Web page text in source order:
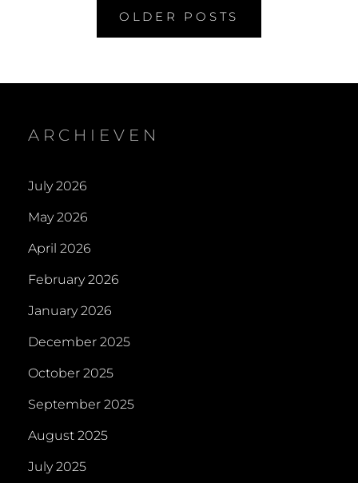
navigation
OLDER POSTS
ARCHIEVEN
July 2026
May 2026
April 2026
February 2026
January 2026
December 2025
October 2025
September 2025
August 2025
July 2025